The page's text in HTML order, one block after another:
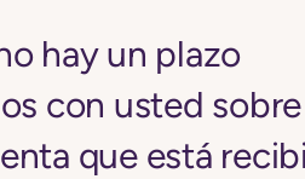
hay un plazo
con usted
que está